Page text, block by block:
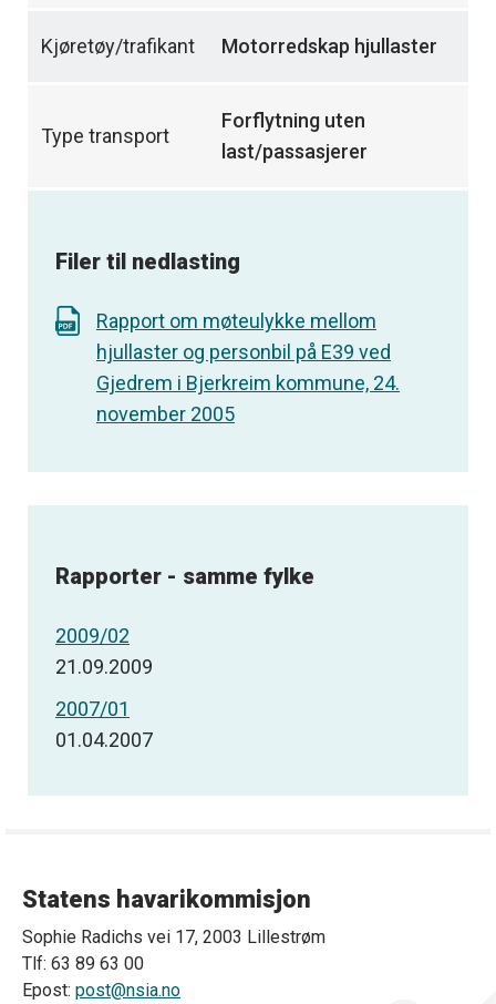
Kjøretøy/trafikant Motorredskap hjullaster
Type transport
Forflytning uten
last/passasjerer
Filer til nedlasting
Rapport om møteulykke mellom
hjullaster og personbil på E39 ved
Gjedrem i Bjerkreim kommune, 24.
november 2005
Rapporter - samme fylke
2009/02
21.09.2009
2007/01
01.04.2007
Statens havarikommisjon
Sophie Radichs vei 17, 2003 Lillestrøm
Tlf: 63 89 63 00
Epost: post@nsia.no